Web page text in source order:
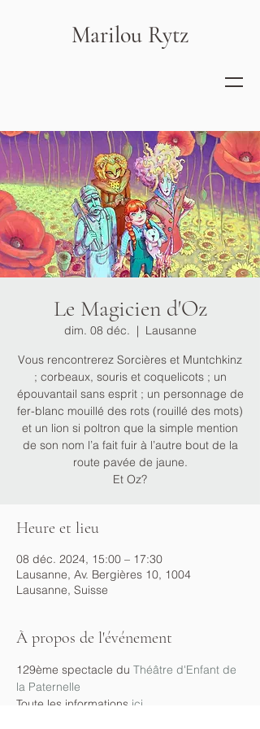
Marilou Rytz
Le Magicien d'Oz
dim. 08 déc.
  |
Lausanne
Vous rencontrerez Sorcières et Muntchkinz
; corbeaux, souris et coquelicots ; un
épouvantail sans esprit ; un personnage de
fer-blanc mouillé des rots (rouillé des mots)
et un lion si poltron que la simple mention
de son nom l’a fait fuir à l’autre bout de la
route pavée de jaune.
Et Oz?
Heure et lieu
08 déc. 2024, 15:00 – 17:30
Lausanne, Av. Bergières 10, 1004
Lausanne, Suisse
À propos de l'événement
129ème spectacle du Théâtre d'Enfant de
la Paternelle
Toute les informations ici